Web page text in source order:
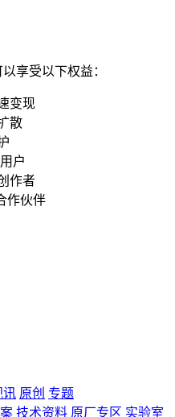
享受以下权益：
变现
散
户
作者
作伙伴
讯 原创 专题
技术资料 原厂专区 实验室